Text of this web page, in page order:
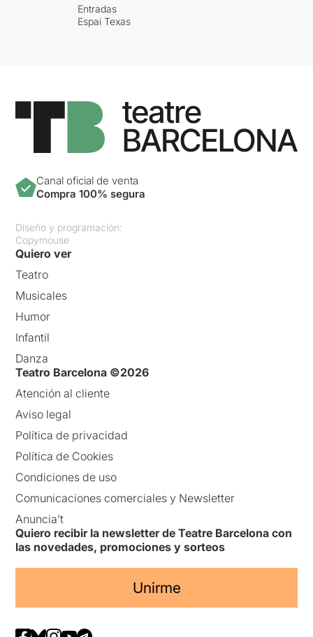
Entradas
Espai Texas
Canal oficial de venta
Compra 100% segura
Diseño y programación:
Copymouse
Quiero ver
Teatro
Musicales
Humor
Infantil
Danza
Teatro Barcelona ©2026
Atención al cliente
Aviso legal
Política de privacidad
Política de Cookies
Condiciones de uso
Comunicaciones comerciales y Newsletter
Anuncia’t
Quiero recibir la newsletter de Teatre Barcelona con
las novedades, promociones y sorteos
Unirme